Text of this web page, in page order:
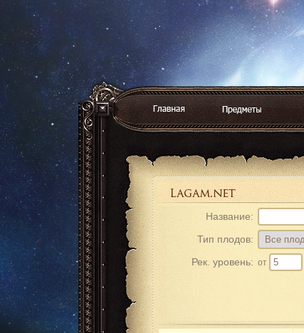
Название:
Тип плодов:
Рек. уровень: от